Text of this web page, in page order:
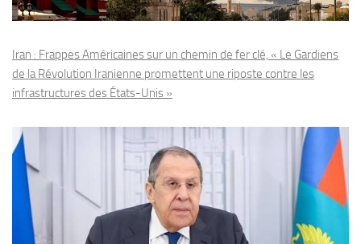
Iran : Frappes Américaines sur un chemin de fer clé, « Le Gardiens
de la Révolution Iranienne promettent une riposte contre les
infrastructures des États-Unis »